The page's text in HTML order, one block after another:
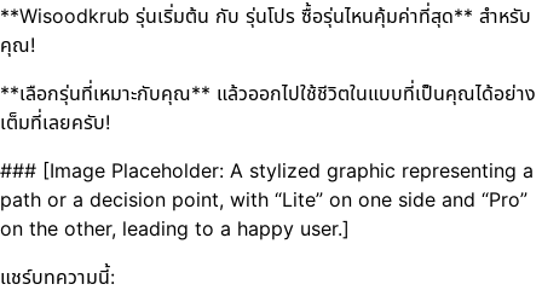
**Wisoodkrub รุ่นเริ่มต้น กับ รุ่นโปร ซื้อรุ่นไหนคุ้มค่าที่สุด** สำหรับ
คุณ!
**เลือกรุ่นที่เหมาะกับคุณ** แล้วออกไปใช้ชีวิตในแบบที่เป็นคุณได้อย่าง
เต็มที่เลยครับ!
### [Image Placeholder: A stylized graphic representing a
path or a decision point, with “Lite” on one side and “Pro”
on the other, leading to a happy user.]
แชร์บทความนี้: